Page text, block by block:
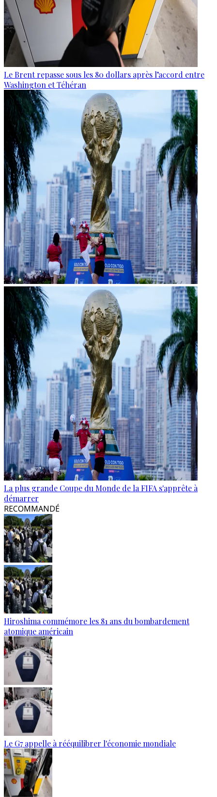
Le Brent repasse sous les 80 dollars après l’accord entre
Washington et Téhéran
La plus grande Coupe du Monde de la FIFA s'apprête à
démarrer
RECOMMANDÉ
Hiroshima commémore les 81 ans du bombardement
atomique américain
Le G7 appelle à rééquilibrer l'économie mondiale